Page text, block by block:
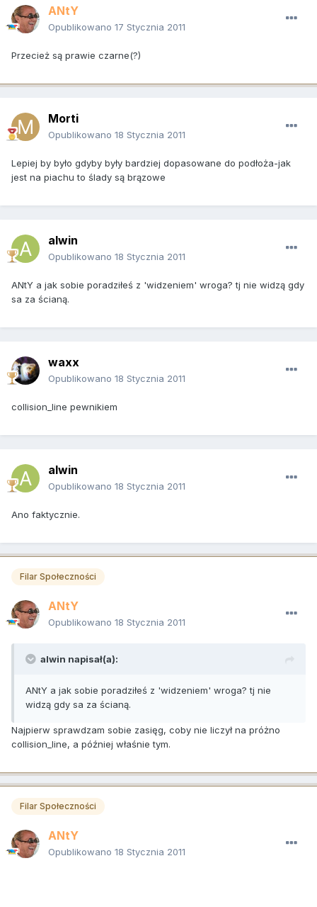
ANtY
Opublikowano 17 Stycznia 2011
Przecież są prawie czarne(?)
Morti
Opublikowano 18 Stycznia 2011
Lepiej by było gdyby były bardziej dopasowane do podłoża-jak
jest na piachu to ślady są brązowe
alwin
Opublikowano 18 Stycznia 2011
ANtY a jak sobie poradziłeś z 'widzeniem' wroga? tj nie widzą gdy
sa za ścianą.
waxx
Opublikowano 18 Stycznia 2011
collision_line pewnikiem
alwin
Opublikowano 18 Stycznia 2011
Ano faktycznie.
Filar Społeczności
ANtY
Opublikowano 18 Stycznia 2011
alwin napisał(a):
ANtY a jak sobie poradziłeś z 'widzeniem' wroga? tj nie
widzą gdy sa za ścianą.
Najpierw sprawdzam sobie zasięg, coby nie liczył na próżno
collision_line, a później właśnie tym.
Filar Społeczności
ANtY
Opublikowano 18 Stycznia 2011